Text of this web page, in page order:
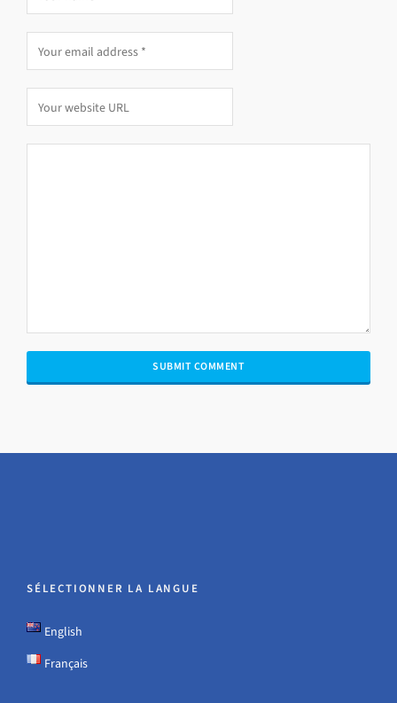
SÉLECTIONNER LA LANGUE
English
Français